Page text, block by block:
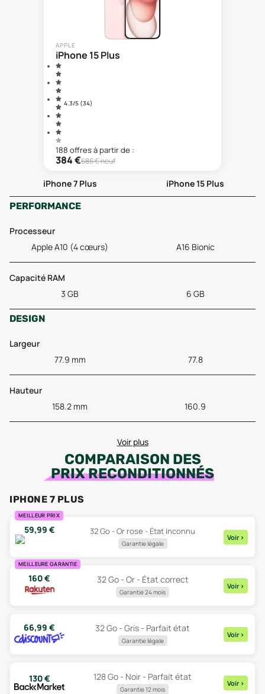
APPLE
iPhone 15 Plus
4.3/5 (34)
188 offresà partir de :
384€686€ neuf
iPhone 7 Plus
iPhone 15 Plus
PERFORMANCE
Processeur
Apple A10 (4 cœurs)
A16 Bionic
Capacité RAM
3 GB
6 GB
DESIGN
Largeur
77.9 mm
77.8
Hauteur
158.2 mm
160.9
Voir plus
COMPARAISON DES
PRIX RECONDITIONNÉS
IPHONE 7 PLUS
MEILLEUR PRIX
59,99 € 32 Go - Or rose - État inconnu
Garantie légale
Voir >
MEILLEURE GARANTIE
160€ 32 Go - Or - État correct
Garantie 24 mois
Voir >
66,99 € 32 Go - Gris - Parfait état
Garantie légale
Voir >
130€ 128 Go - Noir - Parfait état
Garantie 12 mois
Voir >